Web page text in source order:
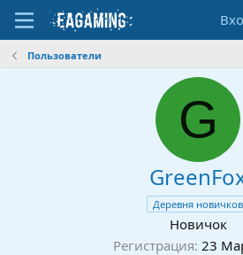
Пользователи
G
Деревня новичков
Новичок
Регистрация 23